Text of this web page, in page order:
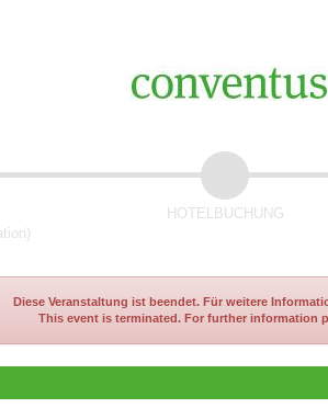
HOTELBUCHUNG
Diese Veranstaltung ist beendet. Für weitere
This event is terminated. For further information